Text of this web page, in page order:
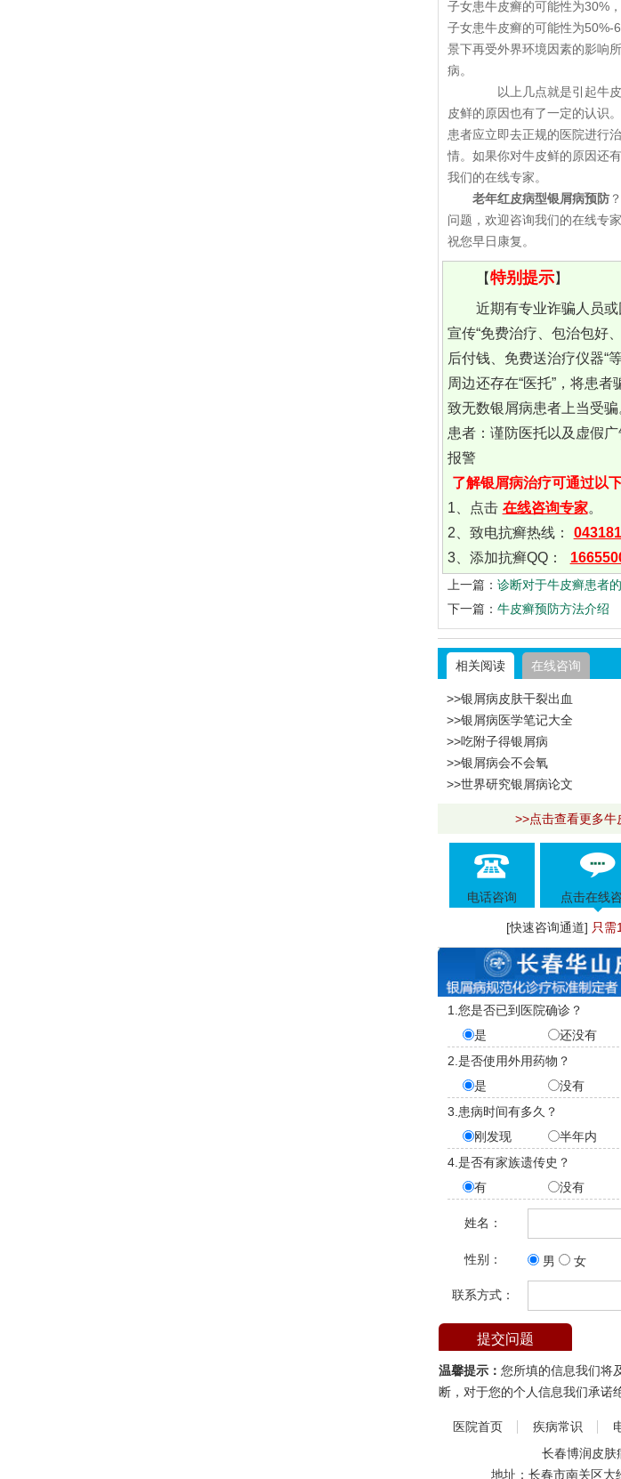
子女患牛皮癣的可能性为30%
子女患牛皮癣的可能性为50%-
景下再受外界环境因素的影响
病。
以上几点就是引起牛皮
皮鲜的原因也有了一定的认识
患者应立即去正规的医院进行
情。如果你对牛皮鲜的原因还
我们的在线专家。
老年红皮病型银屑病预防
问题，欢迎咨询我们的在线专
祝您早日康复。
【特别提示】
近期有专业诈骗人员
宣传“免费治疗、包治包好
后付钱、免费送治疗仪器“
周边还存在“医托”，将患
致无数银屑病患者上当受
患者：谨防医托以及虚假
报警
了解银屑病治疗可通过以
1、点击 在线咨询专家。
2、致电抗癣热线：
3、添加抗癣QQ：
上一篇： 诊断对于牛皮癣患者
下一篇： 牛皮癣预防方法介绍
相关阅读 在线咨询
>>银屑病皮肤干裂出血
>>银屑病医学笔记大全
>>吃附子得银屑病
>>银屑病会不会氧
>>世界研究银屑病论文
>>点击查看更多牛
电话咨询 点击在线
[快速咨询通道] 只需
1.您是否已到医院确诊？
是
还没有
2.是否使用外用药物？
是
没有
3.患病时间有多久？
刚发现
半年内
4.是否有家族遗传史？
有
没有
姓名：
性别： 男 女
联系方式：
温馨提示： 您所填的信息我们将
断，对于您的个人信息我们承诺
医院首页 疾病常识
长春博润皮肤
地址：长春市南关区大